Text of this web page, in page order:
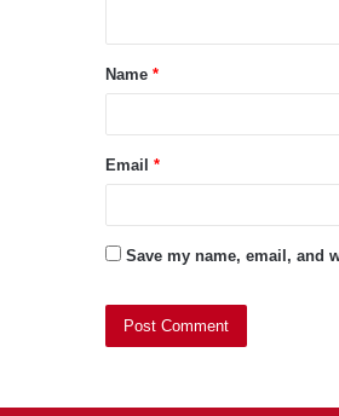
t
*Name *
Email *
Save my name, email, and